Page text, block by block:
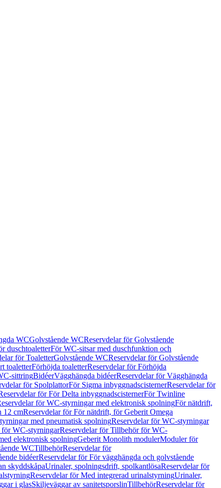
WCGolvstående WCReservdelar för Golvstående
duschtoaletterFör WC-sitsar med duschfunktion och
för ToaletterGolvstående WCReservdelar för Golvstående
toaletterFörhöjda toaletterReservdelar för Förhöjda
sittringBidéerVägghängda bidéerReservdelar för Vägghängda
för SpolplattorFör Sigma inbyggnadscisternerReservdelar för
för För Delta inbyggnadscisternerFör Twinline
för WC-styrningar med elektronisk spolningFör nätdrift,
12 cmReservdelar för För nätdrift, för Geberit Omega
med pneumatisk spolningReservdelar för WC-styrningar
WC-styrningarReservdelar för Tillbehör för WC-
elektronisk spolningGeberit Monolith modulerModuler för
WCTillbehörReservdelar för
bidéerReservdelar för För vägghängda och golvstående
skyddskåpaUrinaler, spolningsdrift, spolkantlösaReservdelar för
Reservdelar för Med integrerad urinalstyrningUrinaler,
i glasSkiljeväggar av sanitetsporslinTillbehörReservdelar för